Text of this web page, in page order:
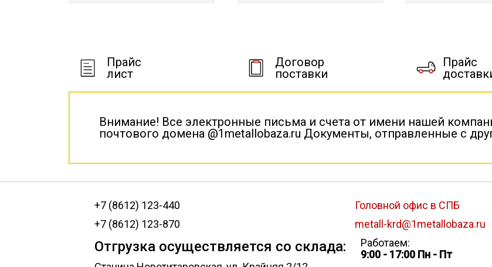
Прайс
лист
Договор
поставки
Прайс
Внимание! Все электронные письма и счета от имени нашей
почтового домена @1metallobaza.ru Документы, отправленные с
+7 (8612) 123-440
+7 (8612) 123-870
Отгрузка осуществляется со склада:
Головной офис в СПБ
metall-krd@1metallobaza.ru
Работаем:
9:00 - 17:00 Пн - Пт